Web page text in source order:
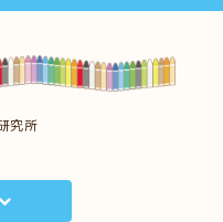
究所